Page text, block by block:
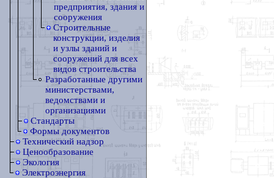
предприятия, здания и
сооружения
Строительные
конструкции, изделия
и узлы зданий и
сооружений для всех
видов строительства
Разработанные другими
министерствами,
ведомствами и
организациями
Стандарты
Формы документов
Технический надзор
Ценообразование
Экология
Электроэнергия